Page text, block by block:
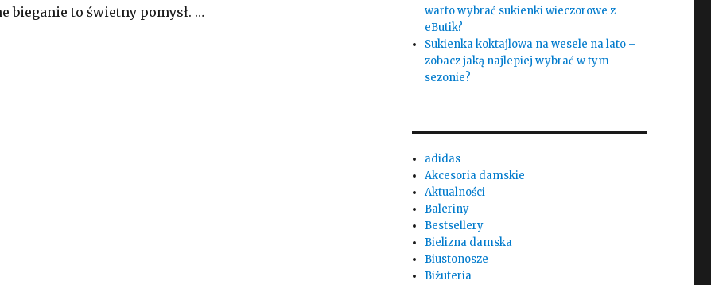
bieganie to świetny pomysł. …
warto wybrać sukienki wieczorowe z
eButik?
Sukienka koktajlowa na wesele na lato –
zobacz jaką najlepiej wybrać w tym
sezonie?
adidas
Akcesoria damskie
Aktualności
Baleriny
Bestsellery
Bielizna damska
Biustonosze
Biżuteria